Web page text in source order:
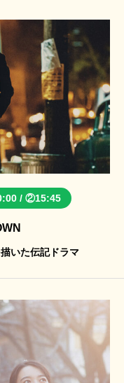
/ ②15:45
いた伝記ドラマ